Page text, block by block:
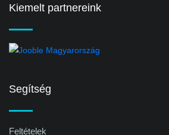
Kiemelt partnereink
Segítség
Feltételek